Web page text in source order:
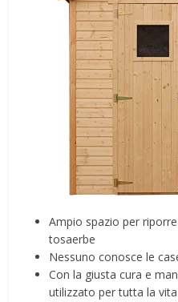
Ampio spazio per
tosaerbe
Nessuno conosce le
Con la giusta cura e
utilizzato per tutta la vita